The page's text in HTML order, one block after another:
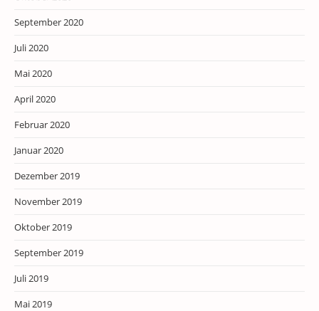
September 2020
Juli 2020
Mai 2020
April 2020
Februar 2020
Januar 2020
Dezember 2019
November 2019
Oktober 2019
September 2019
Juli 2019
Mai 2019